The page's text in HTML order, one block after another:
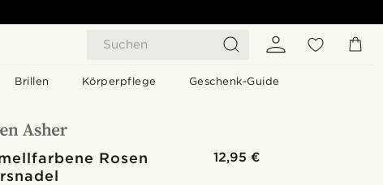
Suchen
Brillen Körperpflege Geschenk-Guide
Rosen
12,95 €